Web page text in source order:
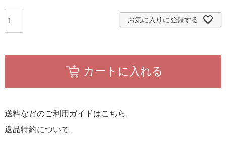
お気に入りに登録する
カートに入れる
送料などのご利用ガイドはこちら
返品特約について